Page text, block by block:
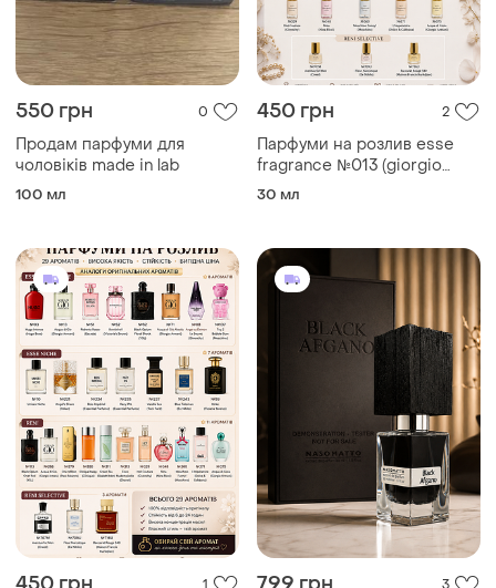
550 грн 0
Продам парфуми для
чоловіків made in lab
100 мл
450 грн 2
Парфуми на розлив esse
fragrance №013 (giorgio
armani acqua di gio) 5 мл
30 мл